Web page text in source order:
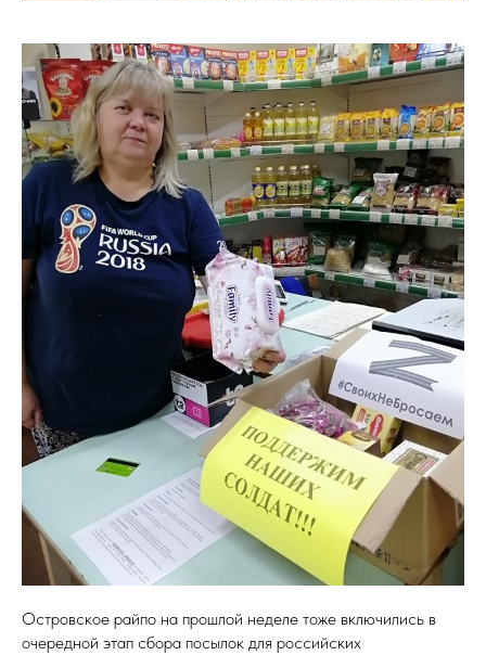
Островское райпо на прошлой неделе тоже включились в
очередной этап сбора посылок для российских